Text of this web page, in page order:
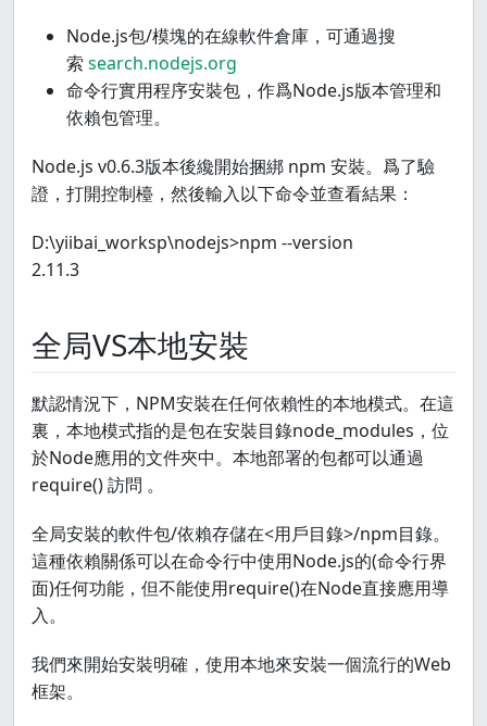
Node.js包/模塊的在線軟件倉庫，可通過搜
索 search.nodejs.org
命令行實用程序安裝包，作爲Node.js版本管理和
依賴包管理。
Node.js v0.6.3版本後纔開始捆綁 npm 安裝。爲了驗
證，打開控制檯，然後輸入以下命令並查看結果：
D:\yiibai_worksp\nodejs>npm --version
2.11.3
全局VS本地安裝
默認情況下，NPM安裝在任何依賴性的本地模式。在這
裏，本地模式指的是包在安裝目錄node_modules，位
於Node應用的文件夾中。本地部署的包都可以通過
require() 訪問 。
全局安裝的軟件包/依賴存儲在<用戶目錄>/npm目錄。
這種依賴關係可以在命令行中使用Node.js的(命令行界
面)任何功能，但不能使用require()在Node直接應用導
入。
我們來開始安裝明確，使用本地來安裝一個流行的Web
框架。